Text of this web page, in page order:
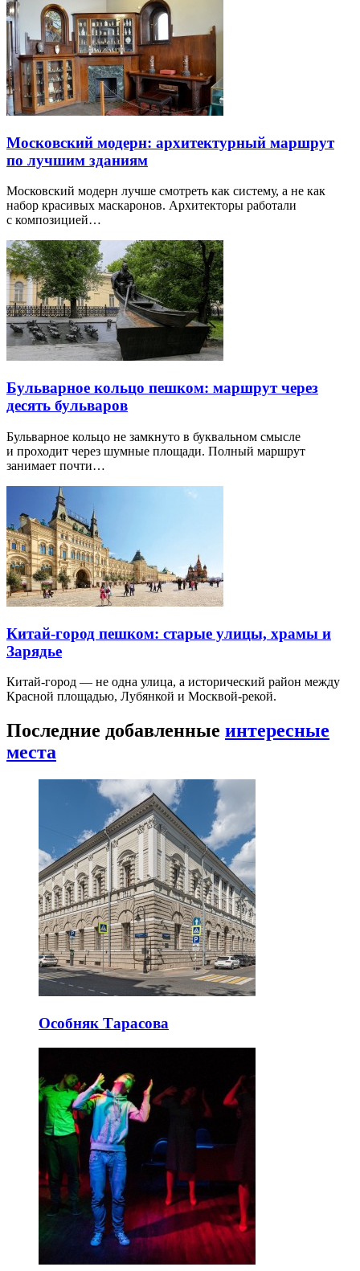
Московский модерн: архитектурный маршрут
по лучшим зданиям
Московский модерн лучше смотреть как систему, а не как
набор красивых маскаронов. Архитекторы работали
с композицией…
Бульварное кольцо пешком: маршрут через
десять бульваров
Бульварное кольцо не замкнуто в буквальном смысле
и проходит через шумные площади. Полный маршрут
занимает почти…
Китай-город пешком: старые улицы, храмы и
Зарядье
Китай-город — не одна улица, а исторический район между
Красной площадью, Лубянкой и Москвой-рекой.
Последние добавленные интересные
места
Особняк Тарасова